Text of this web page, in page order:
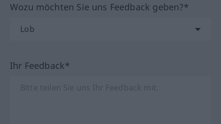
Wozu möchten Sie uns Feedback geben?*
Ihr Feedback*